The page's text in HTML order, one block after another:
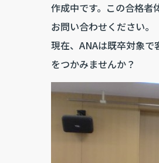
作成中です。この合格者
お問い合わせください。
現在、ANAは既卒対象
をつかみませんか？